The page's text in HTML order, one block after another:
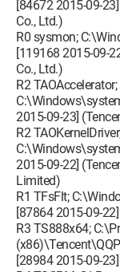
[84672 2015-09-
Co., Ltd.)
R0 sysmon;
[119168 2015-09-
Co., Ltd.)
R2 TAOAccelerator;
2015-09-23]
R2
2015-09-22]
Limited)
R1 TFsFlt;
[87864 2015-09-22]
R3 TS888x64;
[28984 2015-09-